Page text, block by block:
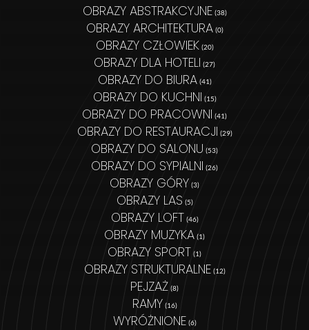
OBRAZY ABSTRAKCYJNE (38)
OBRAZY ARCHITEKTURA (0)
OBRAZY CZŁOWIEK (20)
OBRAZY DLA HOTELI (27)
OBRAZY DO BIURA (41)
OBRAZY DO KUCHNI (15)
OBRAZY DO PRACOWNI (41)
OBRAZY DO RESTAURACJI (29)
OBRAZY DO SALONU (53)
OBRAZY DO SYPIALNI (26)
OBRAZY GÓRY (3)
OBRAZY LAS (5)
OBRAZY LOFT (46)
OBRAZY MUZYKA (1)
OBRAZY SPORT (1)
OBRAZY STRUKTURALNE (12)
PEJZAŻ (8)
RAMY (16)
WYRÓŻNIONE (6)